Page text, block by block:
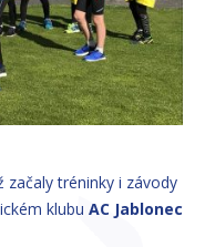
začaly tréninky i závody
klubu AC Jablonec